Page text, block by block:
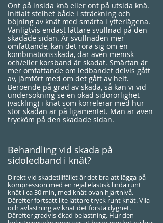
Ont på insida knä eller ont på utsida knä.
Initialt stelhet både i sträckning och
böjning av knät med smärta i ytterlägena.
Vanligtvis endast lättare svullnad på den
skadade sidan. Är svullnaden mer
omfattande, kan det röra sig om en
kombinationsskada, där även menisk
och/eller korsband är skadat. Smärtan är
mer omfattande om ledbandet delvis gått
av, jämfört med om det gått av helt.
Beroende på grad av skada, så kan vi vid
undersökning se en ökad sidorörlighet
(vackling) i knät som korrelerar med hur
stor skadan är på ligamentet. Man är även
trycköm på den skadade sidan.
Behandling vid skada på
sidoledband i knät?
Direkt vid skadetillfället är det bra att lägga på
kompression med en rejäl elastisk linda runt
knät i ca 30 min, med knät ovan hjärtnivå.
Därefter fortsatt lite lättare tryck runt knät. Vila
och avlastning av knät det första dygnet.
Därefter gradvis ökad belastning. Hur den